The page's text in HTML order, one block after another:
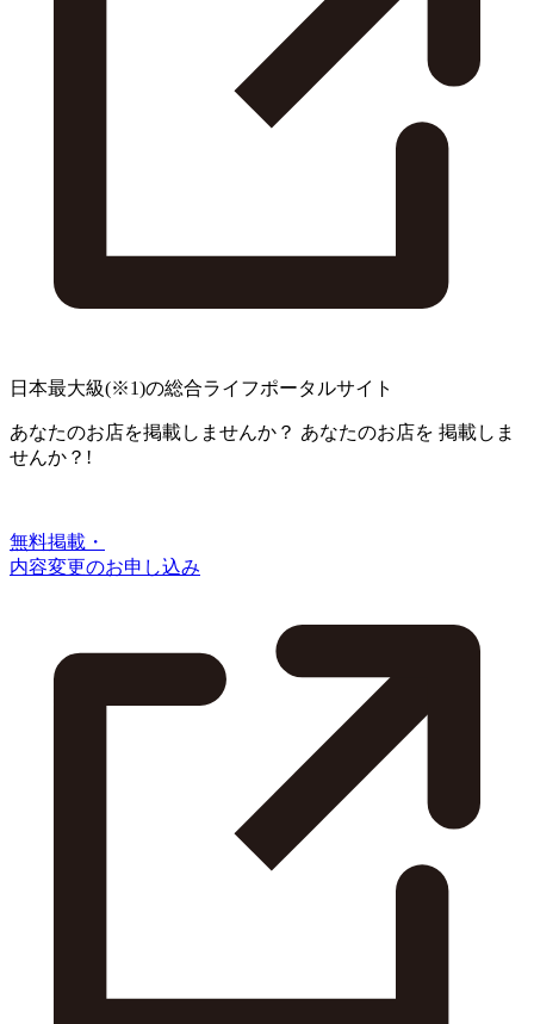
日本最大級(※1)の総合ライフポータルサイト
あなたのお店を掲載しませんか？ あなたのお店を 掲載しま
せんか？!
無料掲載・
内容変更のお申し込み